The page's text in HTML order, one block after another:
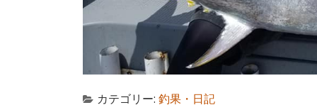
カテゴリー: 釣果・日記